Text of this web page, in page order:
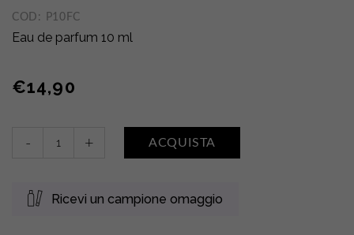
COD: P10FC
Eau de parfum 10 ml
€14,90
FIORI
- + ACQUISTA
Ricevi un campione omaggio